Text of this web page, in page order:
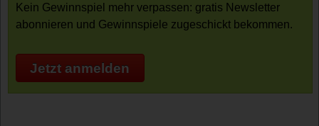
Kein Gewinnspiel mehr verpassen: gratis Newsletter
abonnieren und Gewinnspiele zugeschickt bekommen.
Jetzt anmelden